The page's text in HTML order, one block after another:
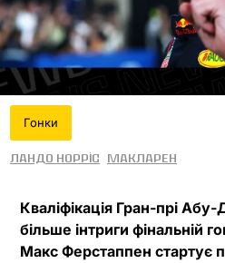
Гонки
Ландо Норріс МакЛарен
Кваліфікація Гран-прі
більше інтриги фінальній
Макс Ферстаппен стартує